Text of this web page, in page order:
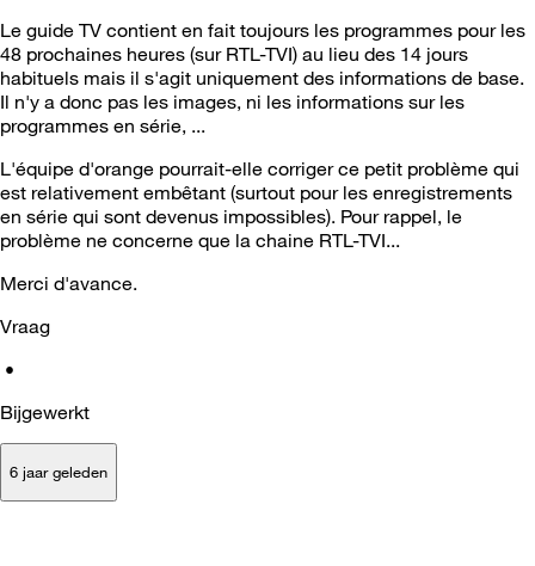
Le guide TV contient en fait toujours les programmes pour les
48 prochaines heures (sur RTL-TVI) au lieu des 14 jours
habituels mais il s'agit uniquement des informations de base.
Il n'y a donc pas les images, ni les informations sur les
programmes en série, ...
L'équipe d'orange pourrait-elle corriger ce petit problème qui
est relativement embêtant (surtout pour les enregistrements
en série qui sont devenus impossibles). Pour rappel, le
problème ne concerne que la chaine RTL-TVI...
Merci d'avance.
Vraag
•
Bijgewerkt
6 jaar geleden